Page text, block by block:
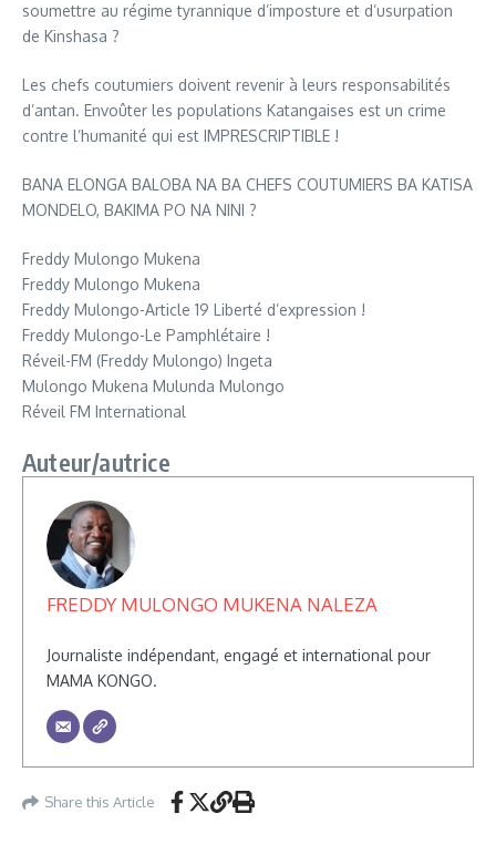
soumettre au régime tyrannique d’imposture et d’usurpation
de Kinshasa ?
Les chefs coutumiers doivent revenir à leurs responsabilités
d’antan. Envoûter les populations Katangaises est un crime
contre l’humanité qui est IMPRESCRIPTIBLE !
BANA ELONGA BALOBA NA BA CHEFS COUTUMIERS BA KATISA
MONDELO, BAKIMA PO NA NINI ?
Freddy Mulongo Mukena
Freddy Mulongo Mukena
Freddy Mulongo-Article 19 Liberté d’expression !
Freddy Mulongo-Le Pamphlétaire !
Réveil-FM (Freddy Mulongo) Ingeta
Mulongo Mukena Mulunda Mulongo
Réveil FM International
Auteur/autrice
FREDDY MULONGO MUKENA NALEZA
Journaliste indépendant, engagé et international pour
MAMA KONGO.
Share this Article